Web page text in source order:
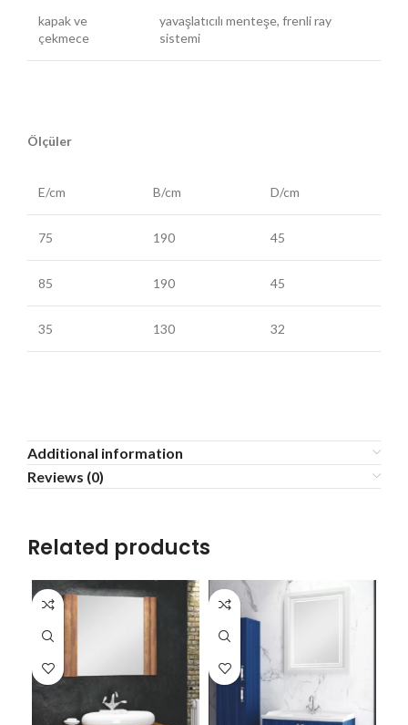
kapak ve
çekmece
yavaşlatıcılı menteşe, frenli ray
sistemi
Ölçüler
E/cm B/cm D/cm
75 190 45
85 190 45
35 130 32
Additional information
Reviews (0)
Related products